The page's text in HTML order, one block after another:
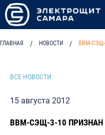
ГЛАВНАЯ / НОВОСТИ / ВВМ-
ВСЕ НОВОСТИ
15 августа 2012
ВВМ-СЭЩ-3-10